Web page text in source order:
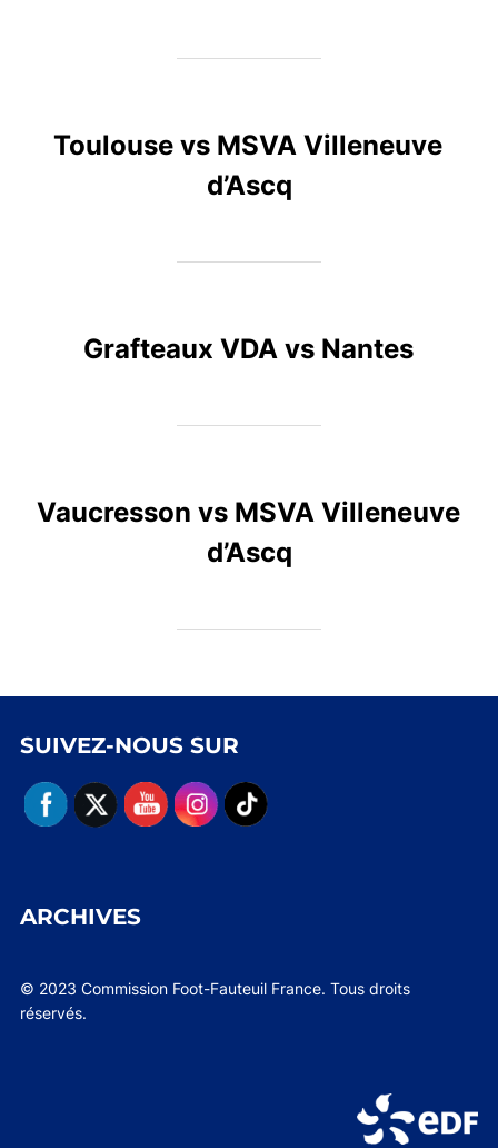
Toulouse vs MSVA Villeneuve
d’Ascq
Grafteaux VDA vs Nantes
Vaucresson vs MSVA Villeneuve
d’Ascq
SUIVEZ-NOUS SUR
ARCHIVES
© 2023 Commission Foot-Fauteuil France. Tous droits
réservés.